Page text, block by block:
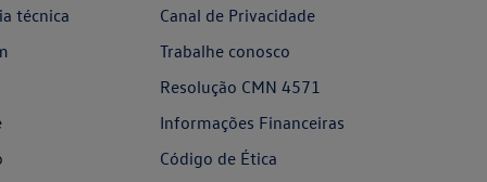
técnica
Canal de Privacidade
Trabalhe conosco
Resolução CMN 4571
Informações Financeiras
Código de Ética